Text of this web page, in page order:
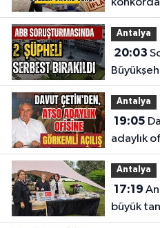
etkisini
Antalya
20:03
bırakıldı
Antalya
19:05
adaylık
Antalya
17:19
büyük